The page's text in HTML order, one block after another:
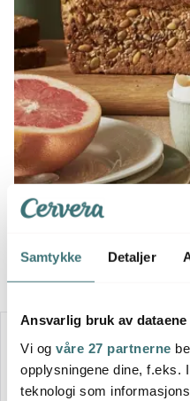
Samtykke Detaljer
Ansvarlig bruk av dataene
Vi og våre 27 partnerne
opplysningene dine, f.eks.
teknologi som